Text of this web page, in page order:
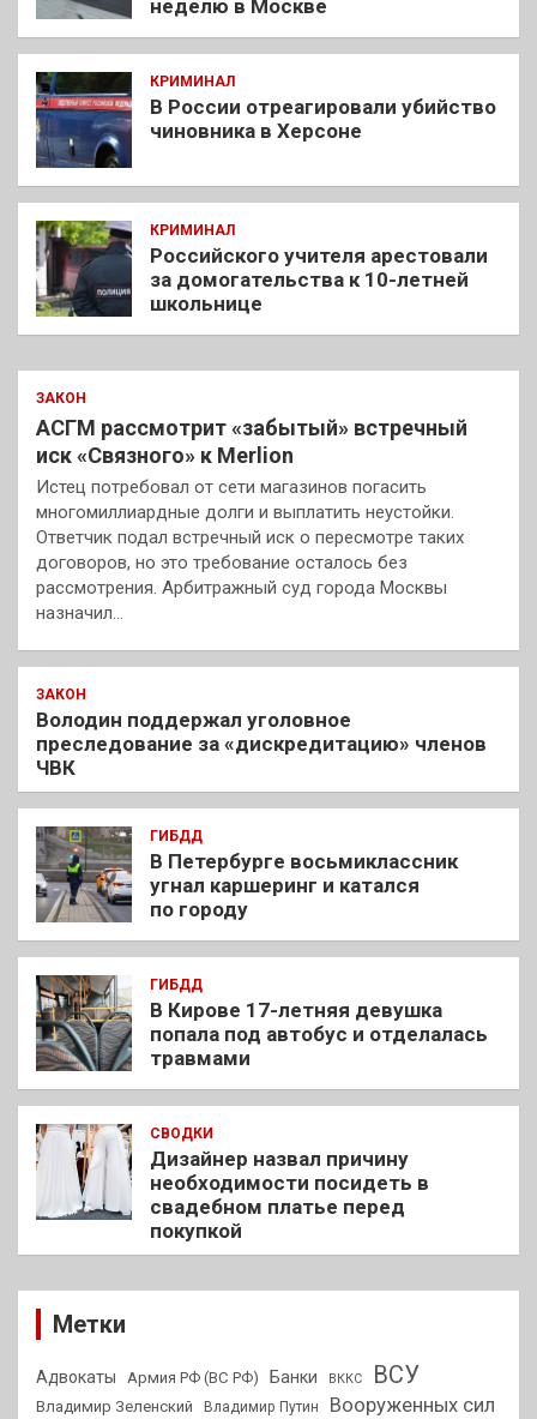
неделю в Москве
КРИМИНАЛ
В России отреагировали убийство
чиновника в Херсоне
КРИМИНАЛ
Российского учителя арестовали
за домогательства к 10-летней
школьнице
ЗАКОН
АСГМ рассмотрит «забытый» встречный
иск «Связного» к Merlion
Истец потребовал от сети магазинов погасить
многомиллиардные долги и выплатить неустойки.
Ответчик подал встречный иск о пересмотре таких
договоров, но это требование осталось без
рассмотрения. Арбитражный суд города Москвы
назначил…
ЗАКОН
Володин поддержал уголовное
преследование за «дискредитацию» членов
ЧВК
ГИБДД
В Петербурге восьмиклассник
угнал каршеринг и катался
по городу
ГИБДД
В Кирове 17-летняя девушка
попала под автобус и отделалась
травмами
СВОДКИ
Дизайнер назвал причину
необходимости посидеть в
свадебном платье перед
покупкой
Метки
Адвокаты Армия РФ (ВС РФ) Банки ВККС ВСУ
Владимир Зеленский Владимир Путин Вооруженных сил